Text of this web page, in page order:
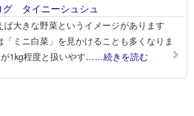
グ タイニーシュシュ
ば大きな野菜というイメージがあります
「ミニ白菜」を見かけることも多くなりま
1kg程度と扱いやす……続きを読む